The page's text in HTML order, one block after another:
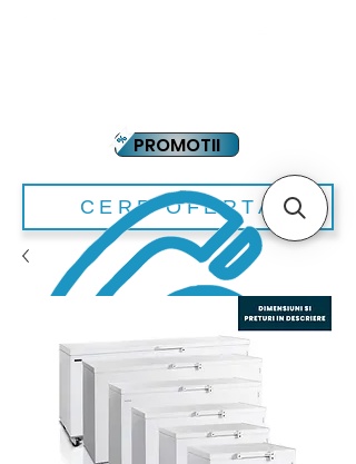
PROMOTII
CERE OFERTA